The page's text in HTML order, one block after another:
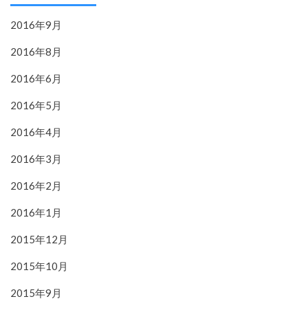
2016年9月
2016年8月
2016年6月
2016年5月
2016年4月
2016年3月
2016年2月
2016年1月
2015年12月
2015年10月
2015年9月